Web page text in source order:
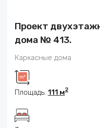
Проект
дома № 413.
Каркасные дома
Площадь: 111 м2